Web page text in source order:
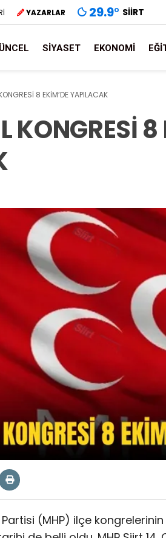
YAZARLAR 29.9° SIIRT
SIYASET EKONOMI
8 EKİM’DE YAPILACAK
KONGRESİ 8
(MHP) ilçe